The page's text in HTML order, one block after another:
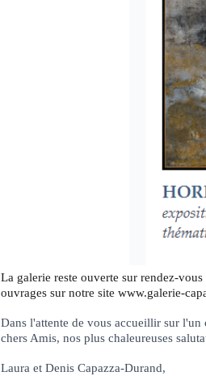
La galerie reste ouverte sur rendez-
ouvrages sur notre site www.galerie-
Dans l'attente de vous accueillir sur
chers Amis, nos plus chaleureuses
Laura et Denis Capazza-Durand,